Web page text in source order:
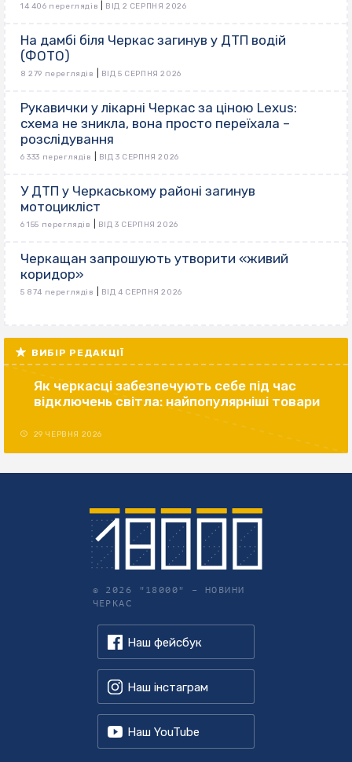
14 406 переглядів ВІД 2 СЕРПНЯ 2026
На дамбі біля Черкас загинув у ДТП водій
(ФОТО)
8 279 переглядів ВІД 5 СЕРПНЯ 2026
Рукавички у лікарні Черкас за ціною Lexus:
схема не зникла, вона просто переїхала –
розслідування
6 333 переглядів ВІД 3 СЕРПНЯ 2026
У ДТП у Черкаському районі загинув
мотоцикліст
6 155 переглядів ВІД 3 СЕРПНЯ 2026
Черкащан запрошують утворити «живий
коридор»
5 874 переглядів ВІД 4 СЕРПНЯ 2026
ВИБІР РЕДАКЦІЇ
Як черкасці забезпечують себе під час
відключень світла: найпопулярніші товари
29 ЧЕРВНЯ 2026
© 2026 "18000" – НОВИНИ
ЧЕРКАС
Наш фейсбук
Наш інстаграм
Наш YouTube